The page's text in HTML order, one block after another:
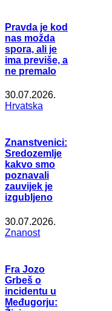
Pravda je kod
nas možda
spora, ali je
ima previše, a
ne premalo
30.07.2026.
Hrvatska
Znanstvenici:
Sredozemlje
kakvo smo
poznavali
zauvijek je
izgubljeno
30.07.2026.
Znanost
Fra Jozo
Grbeš o
incidentu u
Međugorju: